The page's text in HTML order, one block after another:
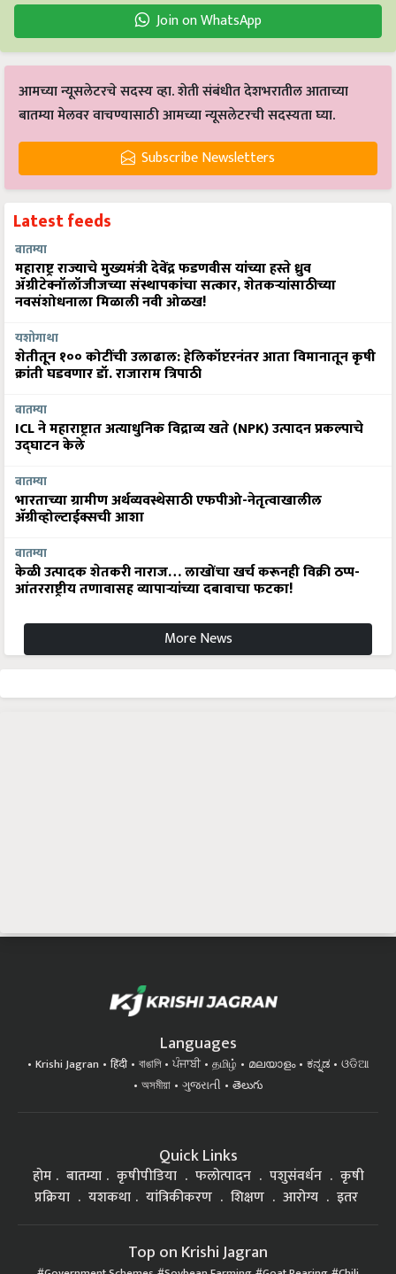
Join on WhatsApp
आमच्या न्यूसलेटरचे सदस्य व्हा. शेती संबंधीत देशभरातील आताच्या
बातम्या मेलवर वाचण्यासाठी आमच्या न्यूसलेटरची सदस्यता घ्या.
Subscribe Newsletters
Latest feeds
बातम्या
महाराष्ट्र राज्याचे मुख्यमंत्री देवेंद्र फडणवीस यांच्या हस्ते ध्रुव
ॲग्रीटेक्नॉलॉजीजच्या संस्थापकांचा सत्कार, शेतकऱ्यांसाठीच्या
नवसंशोधनाला मिळाली नवी ओळख!
यशोगाथा
शेतीतून १०० कोटींची उलाढाल: हेलिकॉप्टरनंतर आता विमानातून कृषी
क्रांती घडवणार डॉ. राजाराम त्रिपाठी
बातम्या
ICL ने महाराष्ट्रात अत्याधुनिक विद्राव्य खते (NPK) उत्पादन प्रकल्पाचे
उद्घाटन केले
बातम्या
भारताच्या ग्रामीण अर्थव्यवस्थेसाठी एफपीओ-नेतृत्वाखालील
अ‍ॅग्रीव्होल्टाईक्सची आशा
बातम्या
केळी उत्पादक शेतकरी नाराज… लाखोंचा खर्च करूनही विक्री ठप्प-
आंतरराष्ट्रीय तणावासह व्यापाऱ्यांच्या दबावाचा फटका!
More News
Languages
Krishi Jagran हिंदी বাঙালি ਪੰਜਾਬੀ தமிழ் മലയാളം ಕನ್ನಡ
ଓଡିଆ
অসমীয়া
ગુજરાતી తెలుగు
Quick Links
होम बातम्या कृषीपीडिया फलोत्पादन पशुसंवर्धन
कृषी
प्रक्रिया
यशकथा यांत्रिकीकरण शिक्षण आरोग्य इतर
Top on Krishi Jagran